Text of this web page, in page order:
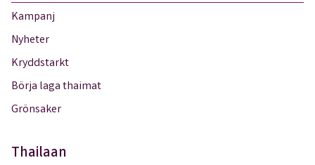
Kampanj
Nyheter
Kryddstarkt
Börja laga thaimat
Grönsaker
Thailaan